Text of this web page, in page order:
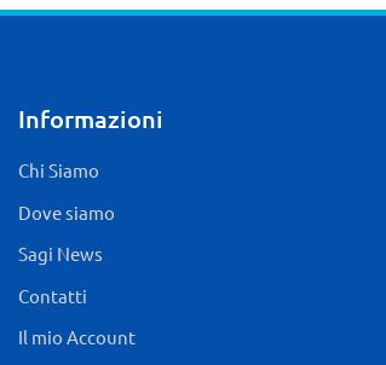
Informazioni
Chi Siamo
Dove siamo
Sagi News
Contatti
Il mio Account